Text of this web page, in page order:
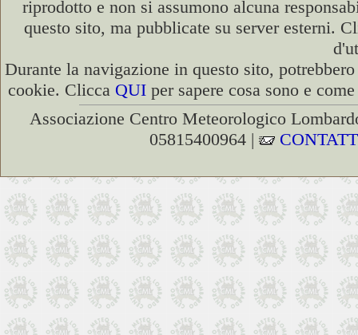
riprodotto e non si assumono alcuna
questo sito, ma pubblicate su server esterni.
Durante la navigazione in questo sito,
cookie. Clicca QUI per sapere cosa sono e
Associazione Centro Meteorologico
05815400964 |